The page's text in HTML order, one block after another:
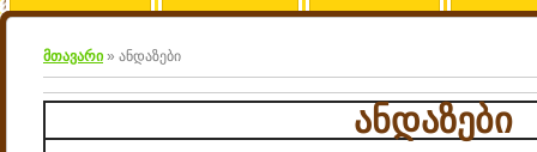
მთავარი » ანდაზები
ანდაზები